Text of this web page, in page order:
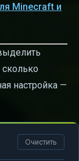
Minecraft и
сколько
настройка —
Очистить